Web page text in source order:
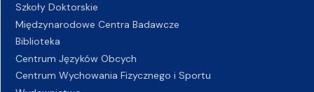
Szkoły Doktorskie
Międzynarodowe Centra Badawcze
Biblioteka
Centrum Języków Obcych
Centrum Wychowania Fizycznego i Sportu